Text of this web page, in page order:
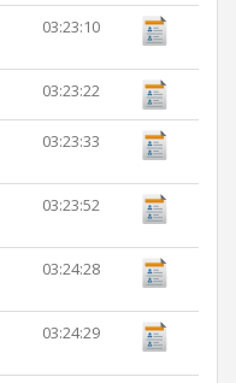
03:23:10
03:23:22
03:23:33
03:23:52
03:24:28
03:24:29